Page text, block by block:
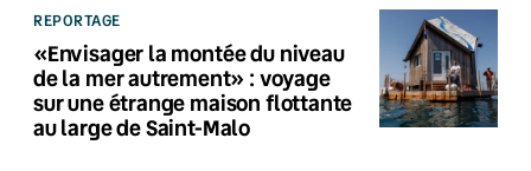
REPORTAGE
«Envisager la montée du niveau
de la mer autrement» : voyage
sur une étrange maison flottante
au large de Saint-Malo